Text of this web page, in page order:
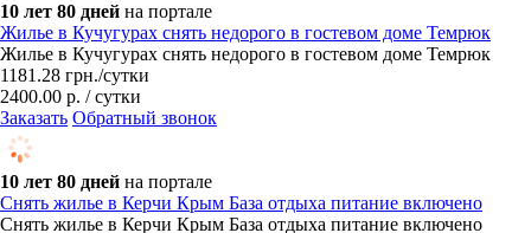
10 лет 80 дней на портале
Жилье в Кучугурах снять недорого в гостевом доме Темрюк
Жилье в Кучугурах снять недорого в гостевом доме Темрюк
1181.28 грн./сутки
2400.00 р. / сутки
Заказать Обратный звонок
10 лет 80 дней на портале
Снять жилье в Керчи Крым База отдыха питание включено
Снять жилье в Керчи Крым База отдыха питание включено